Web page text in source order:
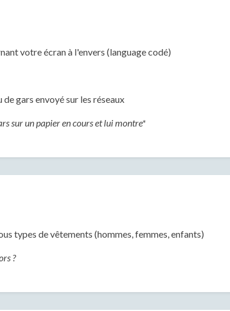
votre écran à l'envers (language codé)
gars envoyé sur les réseaux
sur un papier en cours et lui montre*
types de vêtements (hommes, femmes, enfants)
?